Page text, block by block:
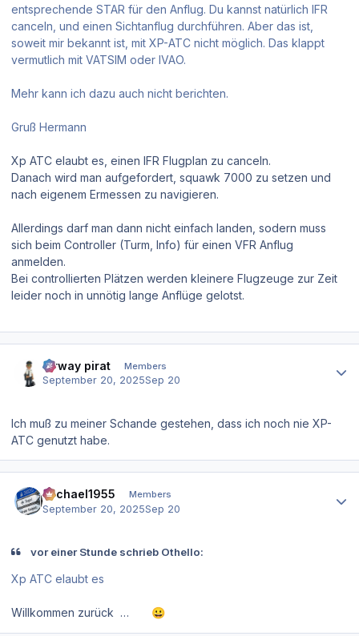
entsprechende STAR für den Anflug. Du kannst natürlich IFR
canceln, und einen Sichtanflug durchführen. Aber das ist,
soweit mir bekannt ist, mit XP-ATC nicht möglich. Das klappt
vermutlich mit VATSIM oder IVAO.
Mehr kann ich dazu auch nicht berichten.
Gruß Hermann
Xp ATC elaubt es, einen IFR Flugplan zu canceln.
Danach wird man aufgefordert, squawk 7000 zu setzen und
nach eigenem Ermessen zu navigieren.
Allerdings darf man dann nicht einfach landen, sodern muss
sich beim Controller (Turm, Info) für einen VFR Anflug
anmelden.
Bei controllierten Plätzen werden kleinere Flugzeuge zur Zeit
leider noch in unnötig lange Anflüge gelotst.
airway pirat Members
September 20, 2025Sep 20
Ich muß zu meiner Schande gestehen, dass ich noch nie XP-
ATC genutzt habe.
Michael1955 Members
September 20, 2025Sep 20
vor einer Stunde schrieb Othello:
Xp ATC elaubt es
Willkommen zurück … 😀